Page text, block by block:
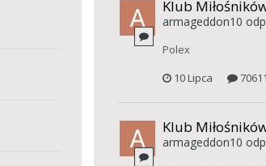
Klub
armageddon10
Polex
10 Lipca
Klub
armageddon10